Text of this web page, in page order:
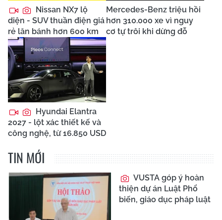
Nissan NX7 lộ
diện - SUV thuần điện giá
rẻ lăn bánh hơn 600 km
Mercedes-Benz triệu hồi
hơn 310.000 xe vì nguy
cơ tự trôi khi dừng đỗ
Hyundai Elantra
2027 - lột xác thiết kế và
công nghệ, từ 16.850 USD
TIN MỚI
VUSTA góp ý hoàn
thiện dự án Luật Phổ
biến, giáo dục pháp luật